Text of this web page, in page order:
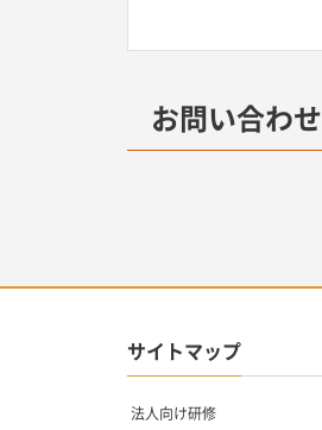
お問い合わせ
サイトマップ
法人向け研修